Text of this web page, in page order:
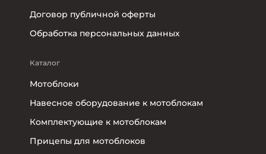
Договор публичной оферты
Обработка персональных данных
Каталог
Мотоблоки
Навесное оборудование к мотоблокам
Комплектующие к мотоблокам
Прицепы для мотоблоков